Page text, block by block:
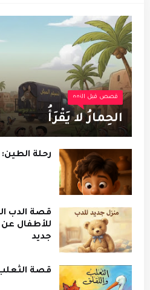
قصص قبل النوم
الحِمارُ لا يَقْرَأُ
رحلة الطين:
قصة الدب
للأطفال عن
جديد
قصة الثعلب